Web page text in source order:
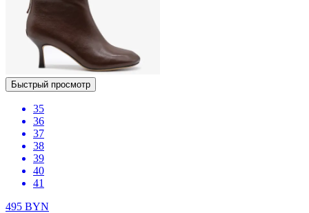
Быстрый просмотр
35
36
37
38
39
40
41
495 BYN